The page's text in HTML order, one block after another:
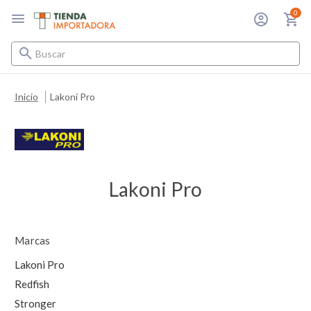
0
Buscar
Inicio Lakoni Pro
Lakoni Pro
Marcas
Lakoni Pro
Redfish
Stronger